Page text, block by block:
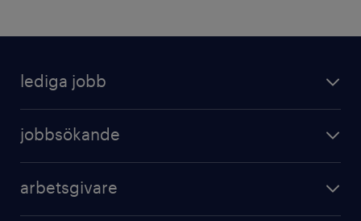
lediga jobb
jobbsökande
arbetsgivare